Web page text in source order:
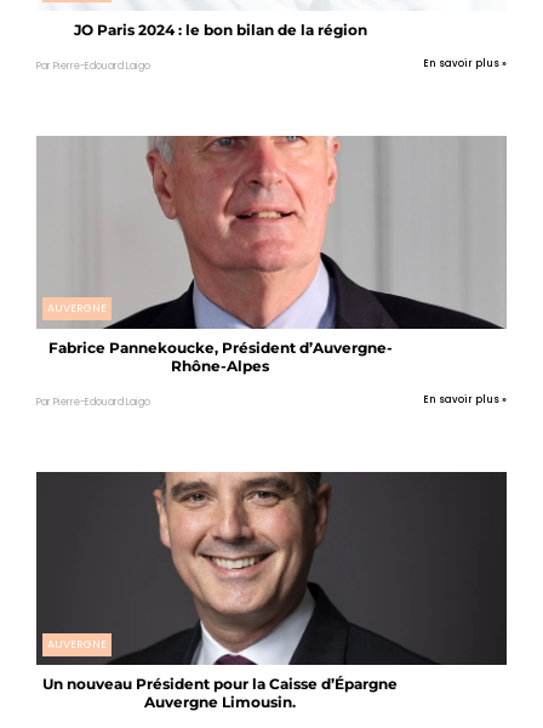
JO Paris 2024 : le bon bilan de la région
Par Pierre-Edouard Laigo En savoir plus »
AUVERGNE
Fabrice Pannekoucke, Président d’Auvergne-
Rhône-Alpes
Par Pierre-Edouard Laigo En savoir plus »
AUVERGNE
Un nouveau Président pour la Caisse d’Épargne
Auvergne Limousin.